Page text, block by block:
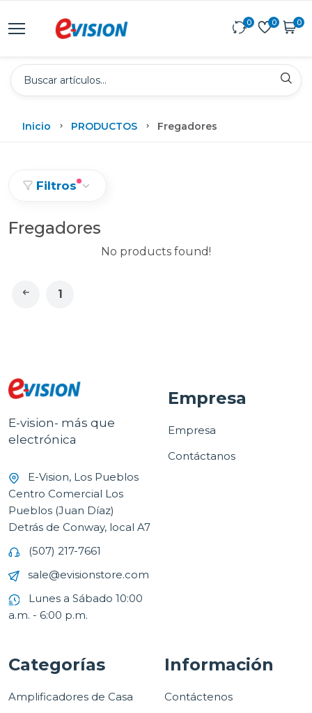
0 0 0
Inicio PRODUCTOS Fregadores
Filtros
Fregadores
No products found!
1
E-vision- más que
electrónica
E-Vision, Los Pueblos
Centro Comercial Los
Pueblos (Juan Díaz)
Detrás de Conway, local A7
(507) 217-7661
sale@evisionstore.com
Lunes a Sábado 10:00
a.m. - 6:00 p.m.
Empresa
Empresa
Contáctanos
Categorías
Amplificadores de Casa
Información
Contáctenos